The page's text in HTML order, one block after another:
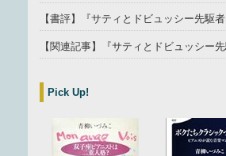
【書評】『サティとドビュッシー先駆
【関連記事】『サティとドビュッシー
Pick Up!